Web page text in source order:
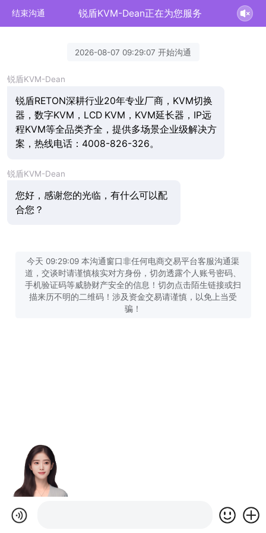
结束沟通 锐盾KVM-Dean正在为您服务
2026-08-07 09:29:07 开始沟通
锐盾KVM-Dean
锐盾RETON深耕行业20年专业厂商，KVM切换
器，数字KVM，LCD KVM，KVM延长器，IP远
程KVM等全品类齐全，提供多场景企业级解决方
案，热线电话：4008-826-326。
锐盾KVM-Dean
您好，感谢您的光临，有什么可以配
合您？
今天 09:29:09 本沟通窗口非任何电商交易平台客服沟通渠
道，交谈时请谨慎核实对方身份，切勿透露个人账号密码、
手机验证码等威胁财产安全的信息！切勿点击陌生链接或扫
描来历不明的二维码！涉及资金交易请谨慎，以免上当受
骗！